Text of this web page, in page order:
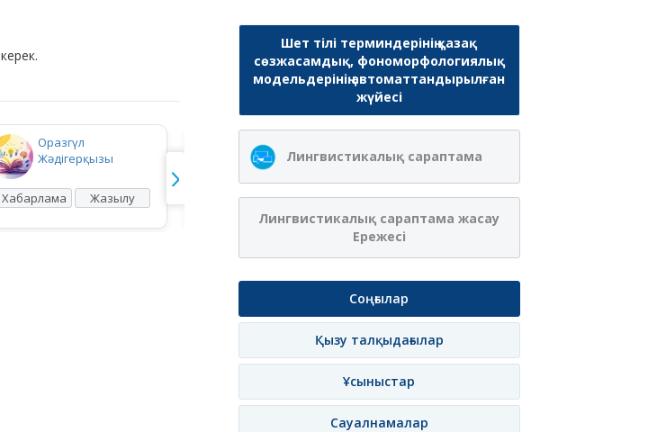
керек.
Оразгүл
Жәдігерқызы
Хабарлама Жазылу
Ақжібек
Нұрланқызы Ахмет
Хабарлама Жазылу
Итеғұлова
Хабарлама Жазылу
Шет тілі терминдерінің қазақ
сөзжасамдық, фономорфологиялық
модельдерінің автоматтандырылған
жүйесі
Лингвистикалық сараптама
Лингвистикалық сараптама жасау
Ережесі
Соңғылар
Қызу талқыдағылар
Ұсыныстар
Сауалнамалар